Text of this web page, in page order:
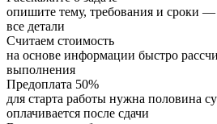
опишите тему, требования и сроки
все детали
Считаем стоимость
на основе информации быстро
выполнения
Предоплата 50%
для старта работы нужна половина
оплачивается после сдачи